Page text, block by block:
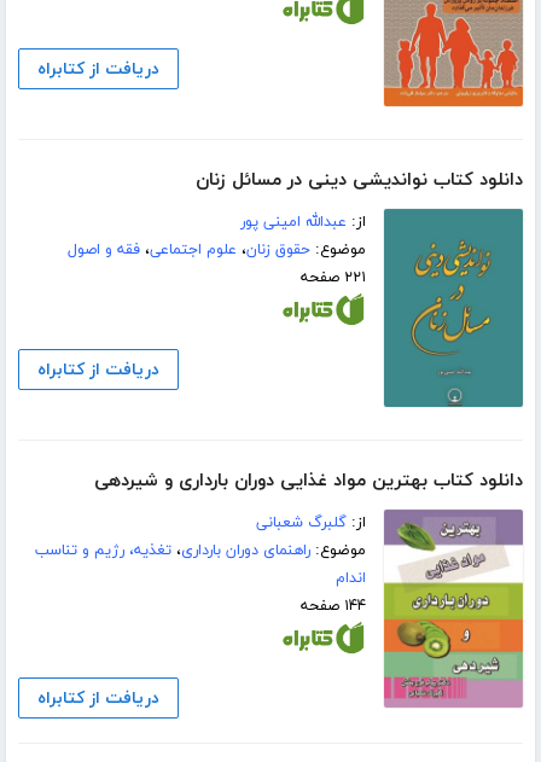
دریافت از کتابراه
دانلود کتاب نواندیشی دینی در مسائل زنان
از: عبدالله امینی پور
موضوع:حقوق زنان، علوم اجتماعی،فقه و اصول
۲۲۱ صفحه
دریافت از کتابراه
دانلود کتاب بهترین مواد غذایی دوران بارداری و شیردهی
از:گلبرگ شعبانی
موضوع:راهنمای دوران بارداری،تغذیه، رژیم و تناسب
اندام
۱۴۴ صفحه
دریافت از کتابراه